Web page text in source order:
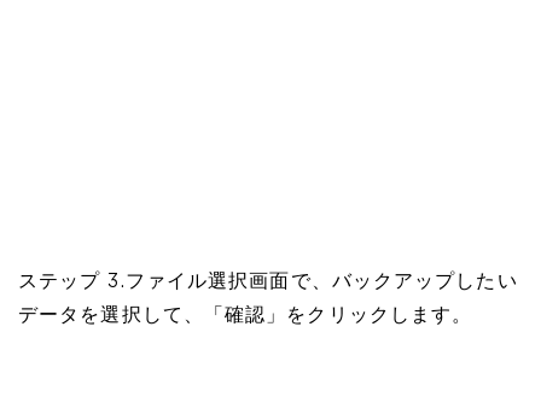
ステップ 3.ファイル選択画面で、バックアップしたい
データを選択して、「確認」をクリックします。